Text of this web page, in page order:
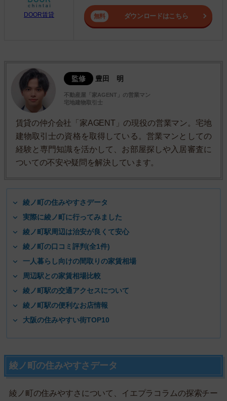
DOOR賃貸 ダウンロードはこちら
監修 豊田 明
不動産屋「家AGENT」の営業マン
宅地建物取引士
賃貸の仲介会社「家AGENT」の現役の営業マン。宅地
建物取引士の資格を取得している。営業マンとしての
経験と専門知識を活かして、お部屋探しや入居審査に
ついての不安や疑問を解決しています。
綾ノ町の住みやすさデータ
実際に綾ノ町に行ってみました
綾ノ町駅周辺は治安が良くて安心
綾ノ町の口コミ評判(全1件)
一人暮らし向けの間取りの家賃相場
周辺駅との家賃相場比較
綾ノ町駅の交通アクセスについて
綾ノ町駅の便利なお店情報
大阪の住みやすい街TOP10
綾ノ町の住みやすさデータ
綾ノ町の住みやすさについて、イエプラコラムの探索チー